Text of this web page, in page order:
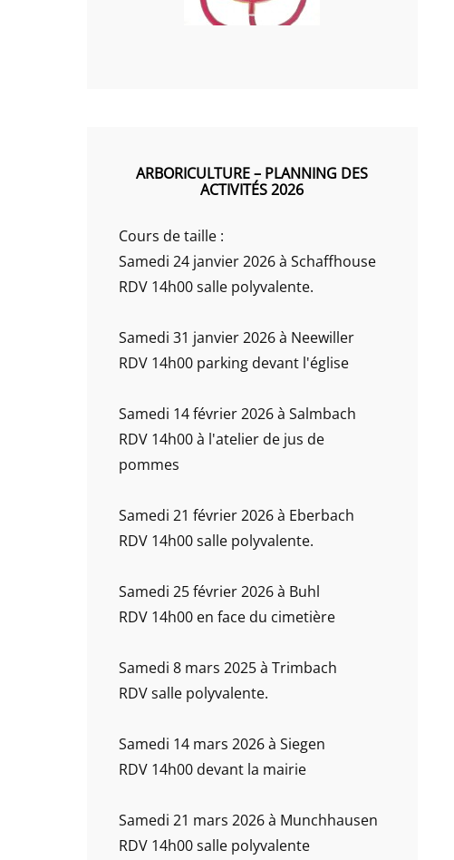
ARBORICULTURE – PLANNING DES
ACTIVITÉS 2026
Cours de taille :
Samedi 24 janvier 2026 à Schaffhouse
RDV 14h00 salle polyvalente.
Samedi 31 janvier 2026 à Neewiller
RDV 14h00 parking devant l'église
Samedi 14 février 2026 à Salmbach
RDV 14h00 à l'atelier de jus de
pommes
Samedi 21 février 2026 à Eberbach
RDV 14h00 salle polyvalente.
Samedi 25 février 2026 à Buhl
RDV 14h00 en face du cimetière
Samedi 8 mars 2025 à Trimbach
RDV salle polyvalente.
Samedi 14 mars 2026 à Siegen
RDV 14h00 devant la mairie
Samedi 21 mars 2026 à Munchhausen
RDV 14h00 salle polyvalente